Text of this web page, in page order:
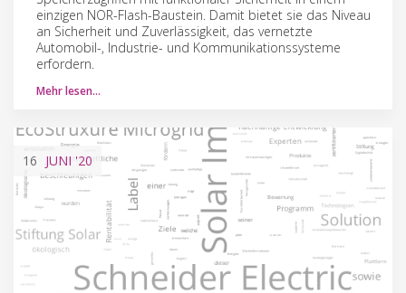
einzigen NOR-Flash-Baustein. Damit bietet sie das Niveau
an Sicherheit und Zuverlässigkeit, das vernetzte
Automobil-, Industrie- und Kommunikationssysteme
erfordern.
Mehr lesen…
16 JUNI '20